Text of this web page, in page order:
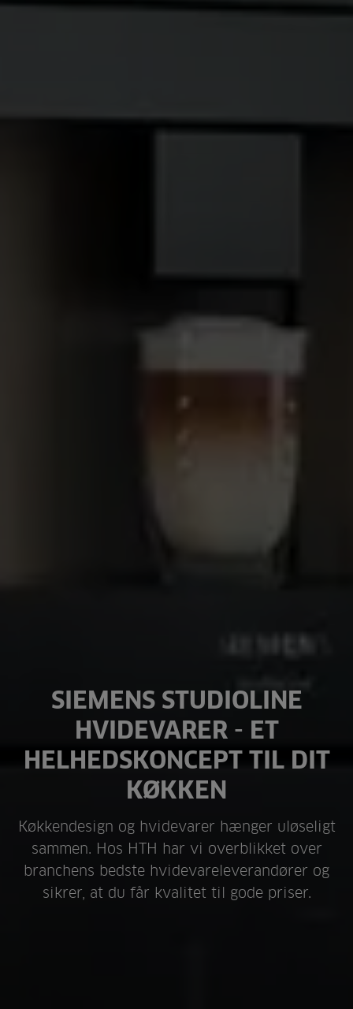
SIEMENS STUDIOLINE
HVIDEVARER - ET
HELHEDSKONCEPT TIL DIT
KØKKEN
Køkkendesign og hvidevarer hænger uløseligt
sammen. Hos HTH har vi overblikket over
branchens bedste hvidevareleverandører og
sikrer, at du får kvalitet til gode priser.